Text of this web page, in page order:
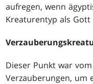
aufregen, wenn
Kreaturentyp als Gott
Dieser Punkt war
Verzauberungen, um